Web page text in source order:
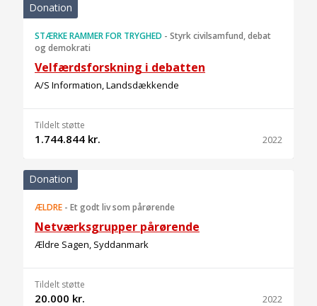
Donation
STÆRKE RAMMER FOR TRYGHED - Styrk civilsamfund, debat
og demokrati
Velfærdsforskning i debatten
A/S Information, Landsdækkende
Tildelt støtte
1.744.844 kr. 2022
Donation
ÆLDRE - Et godt liv som pårørende
Netværksgrupper pårørende
Ældre Sagen, Syddanmark
Tildelt støtte
20.000 kr. 2022